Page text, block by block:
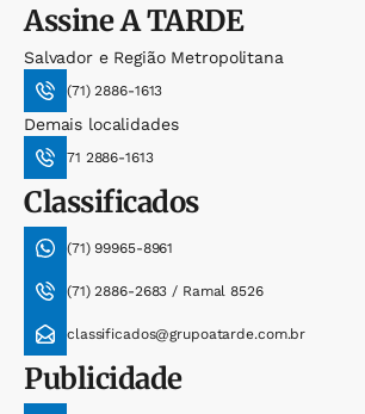
AssineA TARDE
Salvador e Região Metropolitana
(71) 2886-1613
Demais localidades
71 2886-1613
Classificados
(71) 99965-8961
(71) 2886-2683 / Ramal 8526
classificados@grupoatarde.com.br
Publicidade